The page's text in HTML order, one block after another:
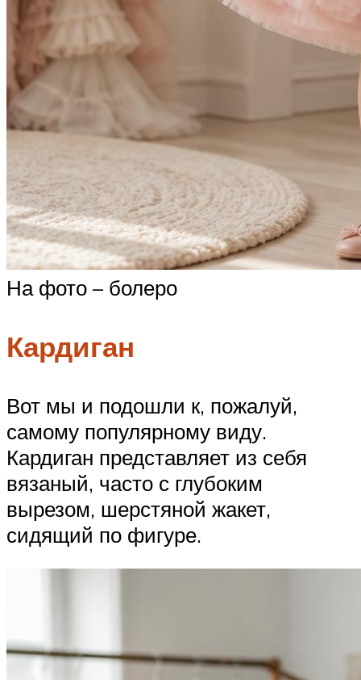
На фото – болеро
Кардиган
Вот мы и подошли к, пожалуй,
самому популярному виду.
Кардиган представляет из себя
вязаный, часто с глубоким
вырезом, шерстяной жакет,
сидящий по фигуре.